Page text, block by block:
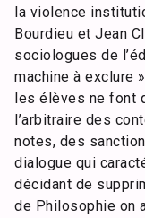
la violence
Bourdieu et Jean
sociologues de
machine à exclure
les élèves ne font
l’arbitraire des
notes, des
dialogue qui
décidant de
de Philosophie on